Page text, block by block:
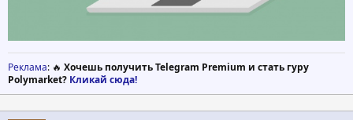
Реклама: 🔥 Хочешь получить Telegram Premium и стать гуру
Polymarket? Кликай сюда!